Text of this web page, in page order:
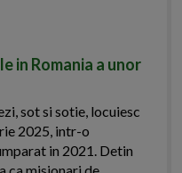
in Romania a unor
sot si sotie, locuiesc
2025, intr-o
in 2021. Detin